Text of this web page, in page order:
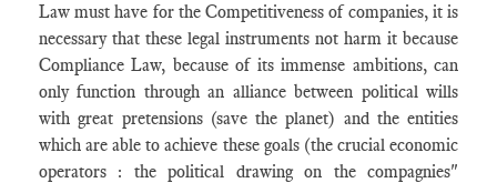
Law must have for the Competitiveness of companies, it is
necessary that these legal instruments not harm it because
Compliance Law, because of its immense ambitions, can
only function through an alliance between political wills
with great pretensions (save the planet) and the entities
which are able to achieve these goals (the crucial economic
operators : the political drawing on the compagnies"